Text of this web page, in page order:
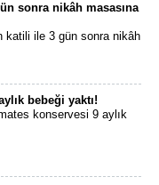
sonra nikâh masasına
katili ile 3 gün sonra nikâh
bebeği yaktı!
konservesi 9 aylık